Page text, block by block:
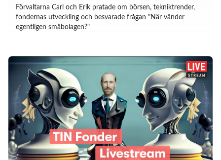
Förvaltarna Carl och Erik pratade om börsen, tekniktrender,
fondernas utveckling och besvarade frågan "När vänder
egentligen småbolagen?"